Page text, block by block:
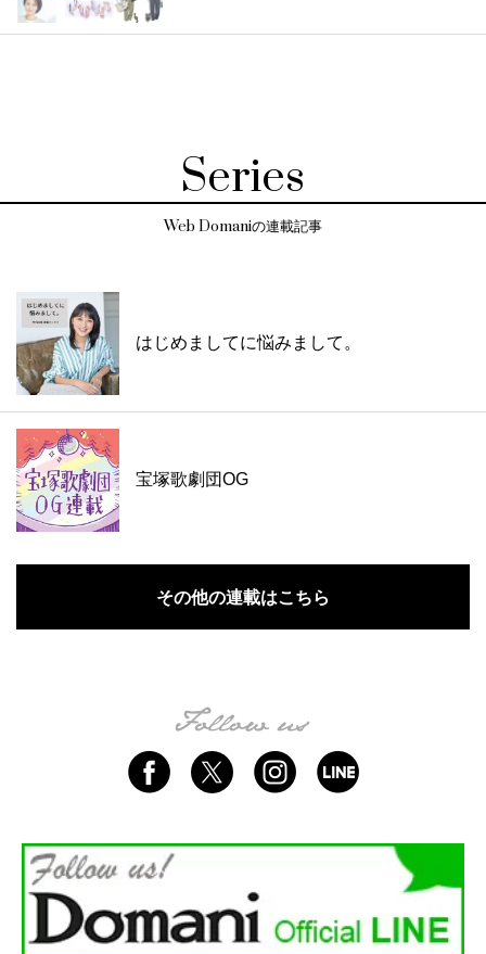
Series
Web Domaniの連載記事
はじめましてに悩みまして。
宝塚歌劇団OG
その他の連載はこちら